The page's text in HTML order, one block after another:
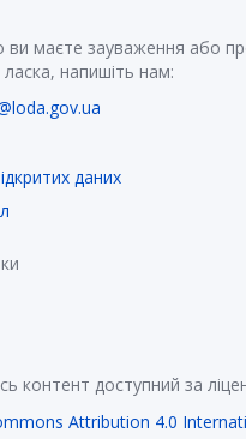
ви маєте зауваження або
ласка, напишіть нам:
даних
контент доступний за
Attribution 4.0